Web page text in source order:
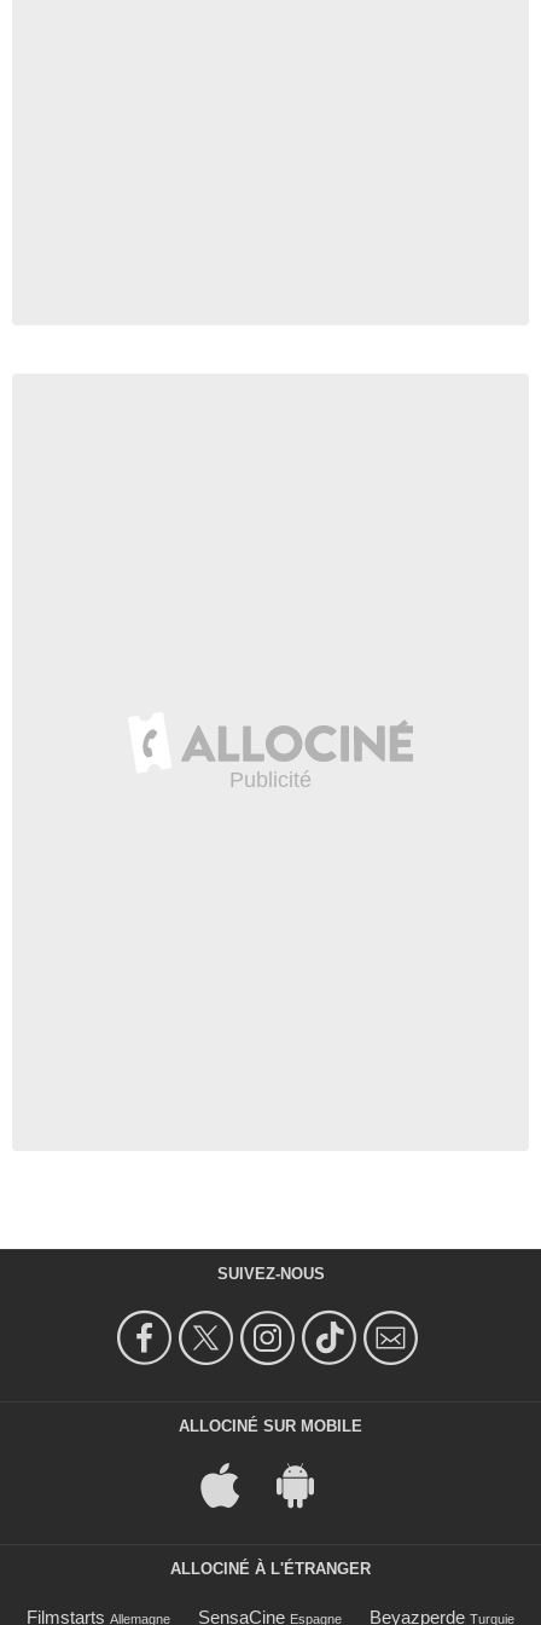
SUIVEZ-NOUS
ALLOCINÉ SUR MOBILE
ALLOCINÉ À L'ÉTRANGER
Filmstarts Allemagne SensaCine Espagne Beyazperde Turquie